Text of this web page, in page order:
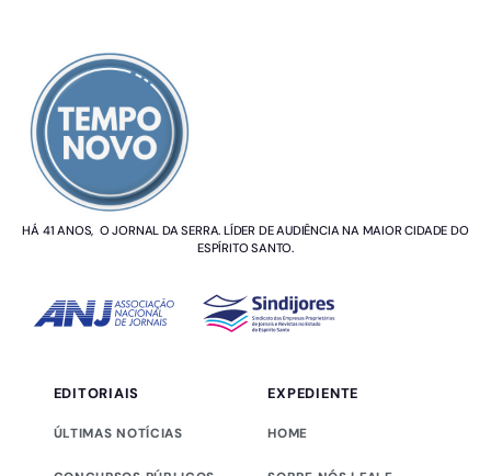
HÁ 41 ANOS, O JORNAL DA SERRA. LÍDER DE AUDIÊNCIA NA MAIOR CIDADE DO
ESPÍRITO SANTO.
EDITORIAIS
ÚLTIMAS NOTÍCIAS
EXPEDIENTE
HOME